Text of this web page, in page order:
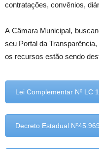
contratações, convênios,
A Câmara Municipal,
seu Portal da
os recursos estão sendo
Lei Complementar Nº LC
Decreto Estadual